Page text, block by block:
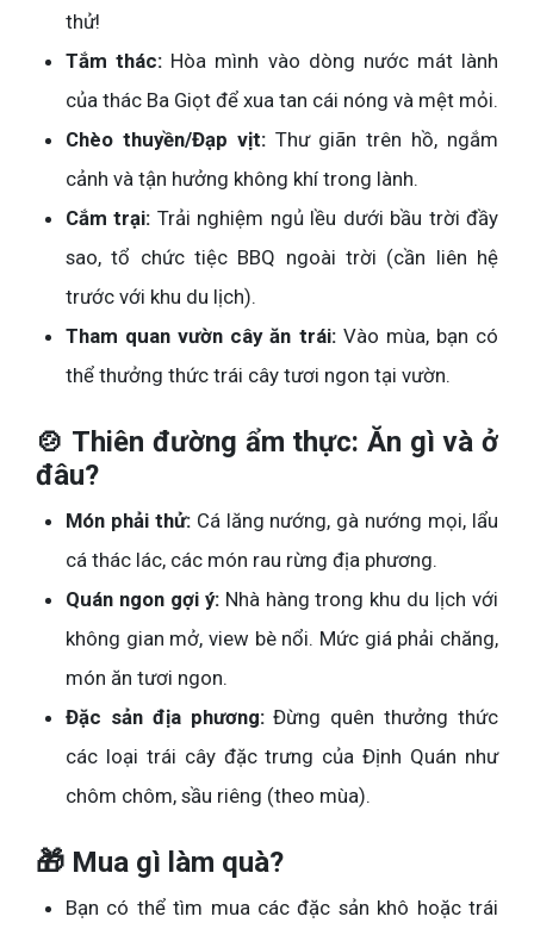
thử!
Tắm thác: Hòa mình vào dòng nước mát lành
của thác Ba Giọt để xua tan cái nóng và mệt mỏi.
Chèo thuyền/Đạp vịt:Thư giãn trên hồ, ngắm
cảnh và tận hưởng không khí trong lành.
Cắm trại: Trải nghiệm ngủ lều dưới bầu trời đầy
sao, tổ chức tiệc BBQ ngoài trời (cần liên hệ
trước với khu du lịch).
Tham quan vườn cây ăn trái:Vào mùa, bạn có
thể thưởng thức trái cây tươi ngon tại vườn.
🍲 Thiên đường ẩm thực: Ăn gì và ở
đâu?
Món phải thử:Cá lăng nướng, gà nướng mọi, lẩu
cá thác lác, các món rau rừng địa phương.
Quán ngon gợi ý:Nhà hàng trong khu du lịch với
không gian mở, view bè nổi. Mức giá phải chăng,
món ăn tươi ngon.
Đặc sản địa phương:Đừng quên thưởng thức
các loại trái cây đặc trưng của Định Quán như
chôm chôm, sầu riêng (theo mùa).
🎁 Mua gì làm quà?
Bạn có thể tìm mua các đặc sản khô hoặc trái